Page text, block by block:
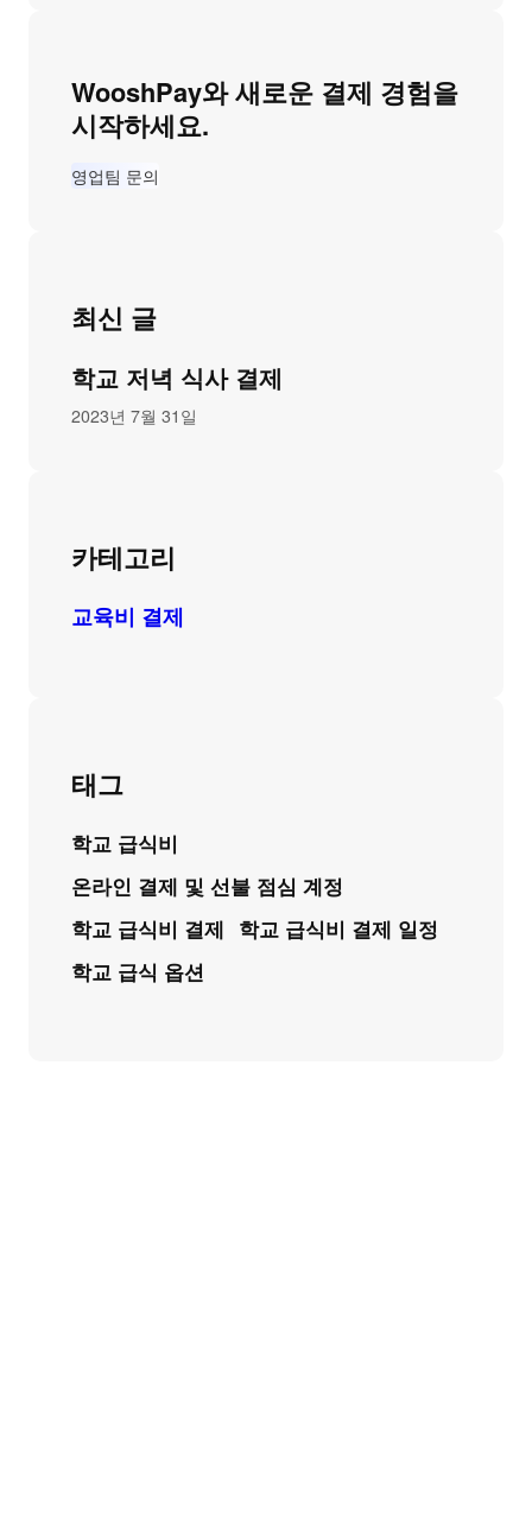
WooshPay와 새로운 결제 경험을
시작하세요.
영업팀 문의
최신 글
학교 저녁 식사 결제
2023년 7월 31일
카테고리
교육비 결제
태그
학교 급식비
온라인 결제 및 선불 점심 계정
학교 급식비 결제 학교 급식비 결제 일정
학교 급식 옵션